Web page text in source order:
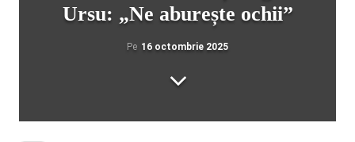
Ursu: „Ne aburește ochii”
Pe 16 octombrie 2025